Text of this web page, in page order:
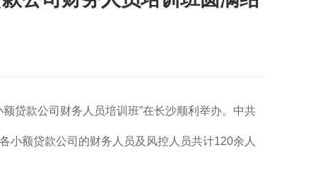
贷款公司财务人员培训班”在长沙顺利举办。中共
小额贷款公司的财务人员及风控人员共计120余人